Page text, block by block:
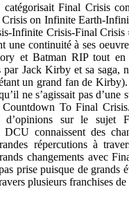
Final Crisis
on Infinite Earth-
Infinite Crisis-Final Crisis
une continuité à ses
et Batman RIP tout en
par Jack Kirby et sa saga,
un grand fan de
ne s’agissait pas
Countdown To Final
d’opinions sur le sujet
DCU connaissent des
répercutions à
changements avec
prise puisque de grands
plusieurs franchises